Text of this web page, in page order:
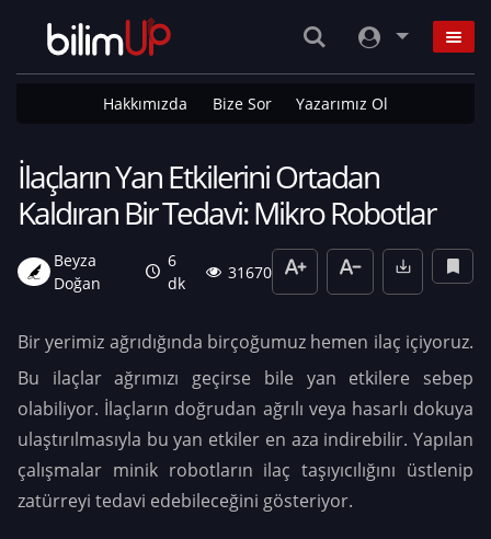
Hakkımızda Bize Sor Yazarımız Ol
İlaçların Yan Etkilerini Ortadan
Kaldıran Bir Tedavi: Mikro Robotlar
Beyza
Doğan
6
dk
31670
Bir yerimiz ağrıdığında birçoğumuz hemen ilaç içiyoruz.
Bu ilaçlar ağrımızı geçirse bile yan etkilere sebep
olabiliyor. İlaçların doğrudan ağrılı veya hasarlı dokuya
ulaştırılmasıyla bu yan etkiler en aza indirebilir. Yapılan
çalışmalar minik robotların ilaç taşıyıcılığını üstlenip
zatürreyi tedavi edebileceğini gösteriyor.